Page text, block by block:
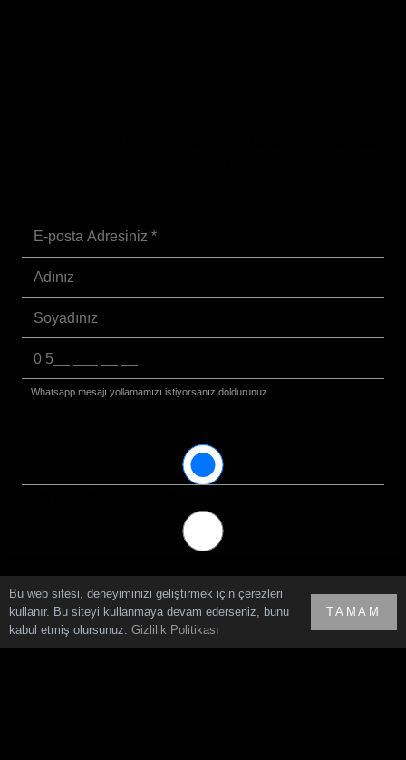
Whatsapp mesajı yollamamızı istiyorsanız doldurunuz
Bu web sitesi, deneyiminizi geliştirmek için çerezleri
kullanır. Bu siteyi kullanmaya devam ederseniz, bunu
kabul etmiş olursunuz. Gizlilik Politikası
TAMAM